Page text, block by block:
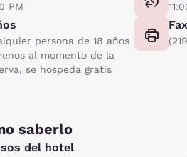
PM
persona de 18 años
al momento de la
se hospeda gratis
Fax
saberlo
del hotel